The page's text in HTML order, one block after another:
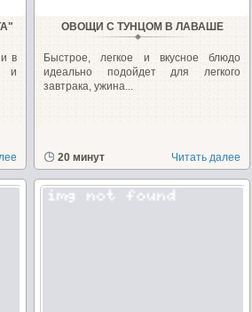
в
и
ОВОЩИ С ТУНЦОМ В ЛАВАШЕ
Быстрое, легкое и вкусное блюдо
идеально подойдет для легкого
завтрака, ужина...
20 минут Читать далее